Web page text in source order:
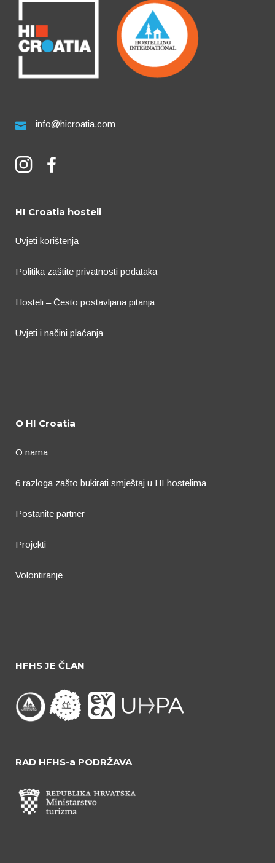
info@hicroatia.com
HI Croatia hosteli
Uvjeti korištenja
Politika zaštite privatnosti podataka
Hosteli – Često postavljana pitanja
Uvjeti i načini plaćanja
O HI Croatia
O nama
6 razloga zašto bukirati smještaj u HI hostelima
Postanite partner
Projekti
Volontiranje
HFHS JE ČLAN
RAD HFHS-a PODRŽAVA